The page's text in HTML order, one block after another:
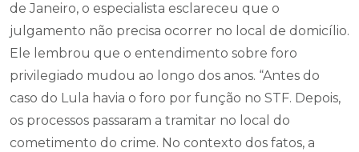
de Janeiro, o especialista esclareceu que o
julgamento não precisa ocorrer no local de domicílio.
Ele lembrou que o entendimento sobre foro
privilegiado mudou ao longo dos anos. “Antes do
caso do Lula havia o foro por função no STF. Depois,
os processos passaram a tramitar no local do
cometimento do crime. No contexto dos fatos, a